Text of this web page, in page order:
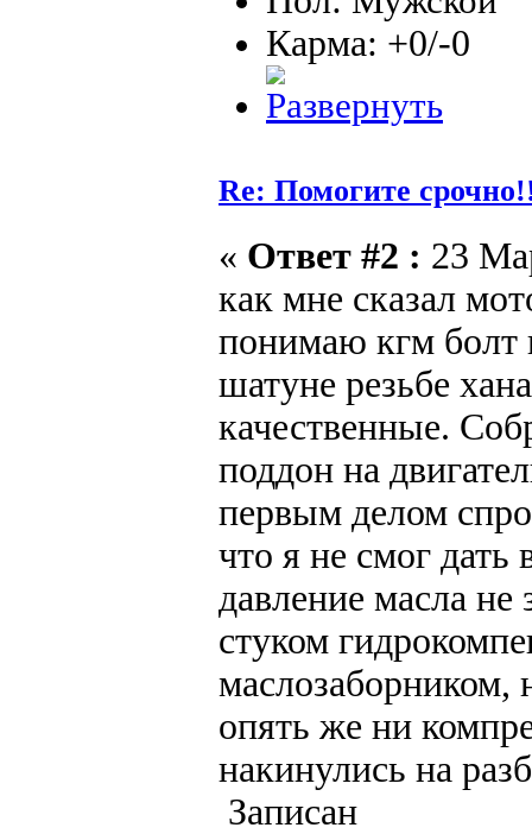
Карма: +0/-0
Re: Помогите
« Ответ #2 : 23
как мне сказал
понимаю кгм болт
шатуне резьбе
качественные.
поддон на
первым делом
что я не смог дать
давление масла
стуком
маслозаборником,
опять же ни
накинулись на
Записан